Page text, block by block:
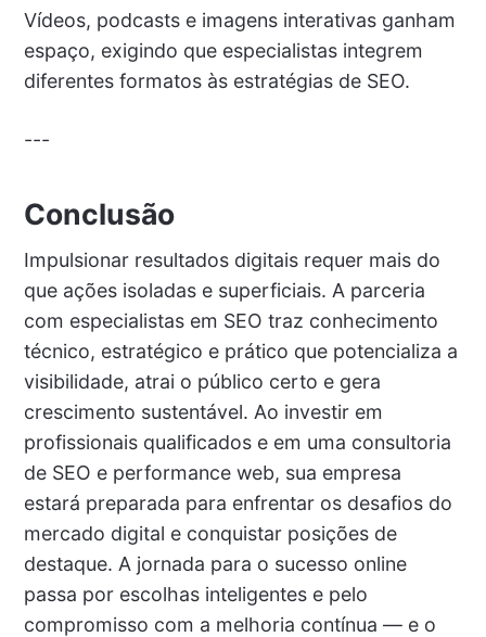
Vídeos, podcasts e imagens interativas ganham
espaço, exigindo que especialistas integrem
diferentes formatos às estratégias de SEO.
---
Conclusão
Impulsionar resultados digitais requer mais do
que ações isoladas e superficiais. A parceria
com especialistas em SEO traz conhecimento
técnico, estratégico e prático que potencializa a
visibilidade, atrai o público certo e gera
crescimento sustentável. Ao investir em
profissionais qualificados e em uma consultoria
de SEO e performance web, sua empresa
estará preparada para enfrentar os desafios do
mercado digital e conquistar posições de
destaque. A jornada para o sucesso online
passa por escolhas inteligentes e pelo
compromisso com a melhoria contínua — e o